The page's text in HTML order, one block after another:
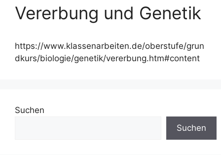
Vererbung und Genetik
https://www.klassenarbeiten.de/oberstufe/grun
dkurs/biologie/genetik/vererbung.htm#content
Suchen
Suchen